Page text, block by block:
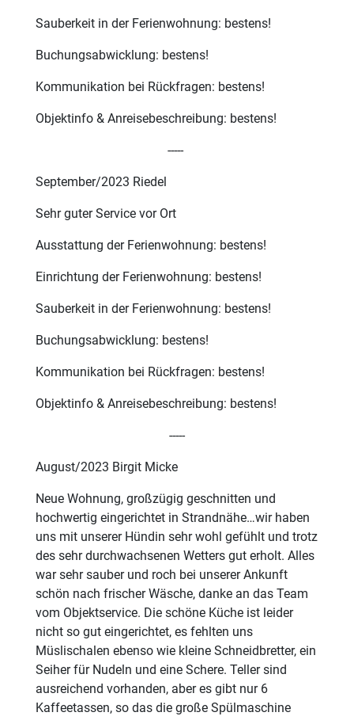
Sauberkeit in der Ferienwohnung: bestens!
Buchungsabwicklung: bestens!
Kommunikation bei Rückfragen: bestens!
Objektinfo & Anreisebeschreibung: bestens!
-----
September/2023 Riedel
Sehr guter Service vor Ort
Ausstattung der Ferienwohnung: bestens!
Einrichtung der Ferienwohnung: bestens!
Sauberkeit in der Ferienwohnung: bestens!
Buchungsabwicklung: bestens!
Kommunikation bei Rückfragen: bestens!
Objektinfo & Anreisebeschreibung: bestens!
-----
August/2023 Birgit Micke
Neue Wohnung, großzügig geschnitten und
hochwertig eingerichtet in Strandnähe…wir haben
uns mit unserer Hündin sehr wohl gefühlt und trotz
des sehr durchwachsenen Wetters gut erholt. Alles
war sehr sauber und roch bei unserer Ankunft
schön nach frischer Wäsche, danke an das Team
vom Objektservice. Die schöne Küche ist leider
nicht so gut eingerichtet, es fehlten uns
Müslischalen ebenso wie kleine Schneidbretter, ein
Seiher für Nudeln und eine Schere. Teller sind
ausreichend vorhanden, aber es gibt nur 6
Kaffeetassen, so das die große Spülmaschine